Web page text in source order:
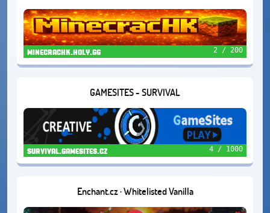
minecrachk.holy.gg 2 / 200
GAMESITES - SURVIVAL
survival.gamesites.cz 4 / 1000
Enchant.cz · Whitelisted Vanilla